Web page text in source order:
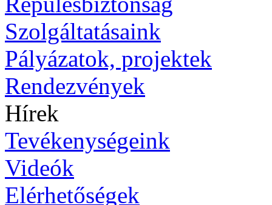
Szolgáltatásaink
Pályázatok, projektek
Rendezvények
Hírek
Tevékenységeink
Videók
Elérhetőségek